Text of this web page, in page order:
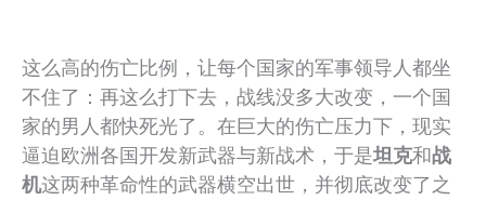
这么高的伤亡比例，让每个国家的军事领导人都坐
不住了：再这么打下去，战线没多大改变，一个国
家的男人都快死光了。在巨大的伤亡压力下，现实
逼迫欧洲各国开发新武器与新战术，于是坦克和战
机这两种革命性的武器横空出世，并彻底改变了之